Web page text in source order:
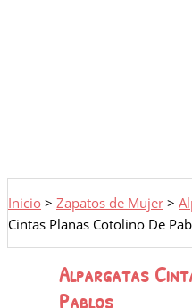
Inicio > Zapatos de Mujer >
Cintas Planas Cotolino De
Alpargatas
Pablos